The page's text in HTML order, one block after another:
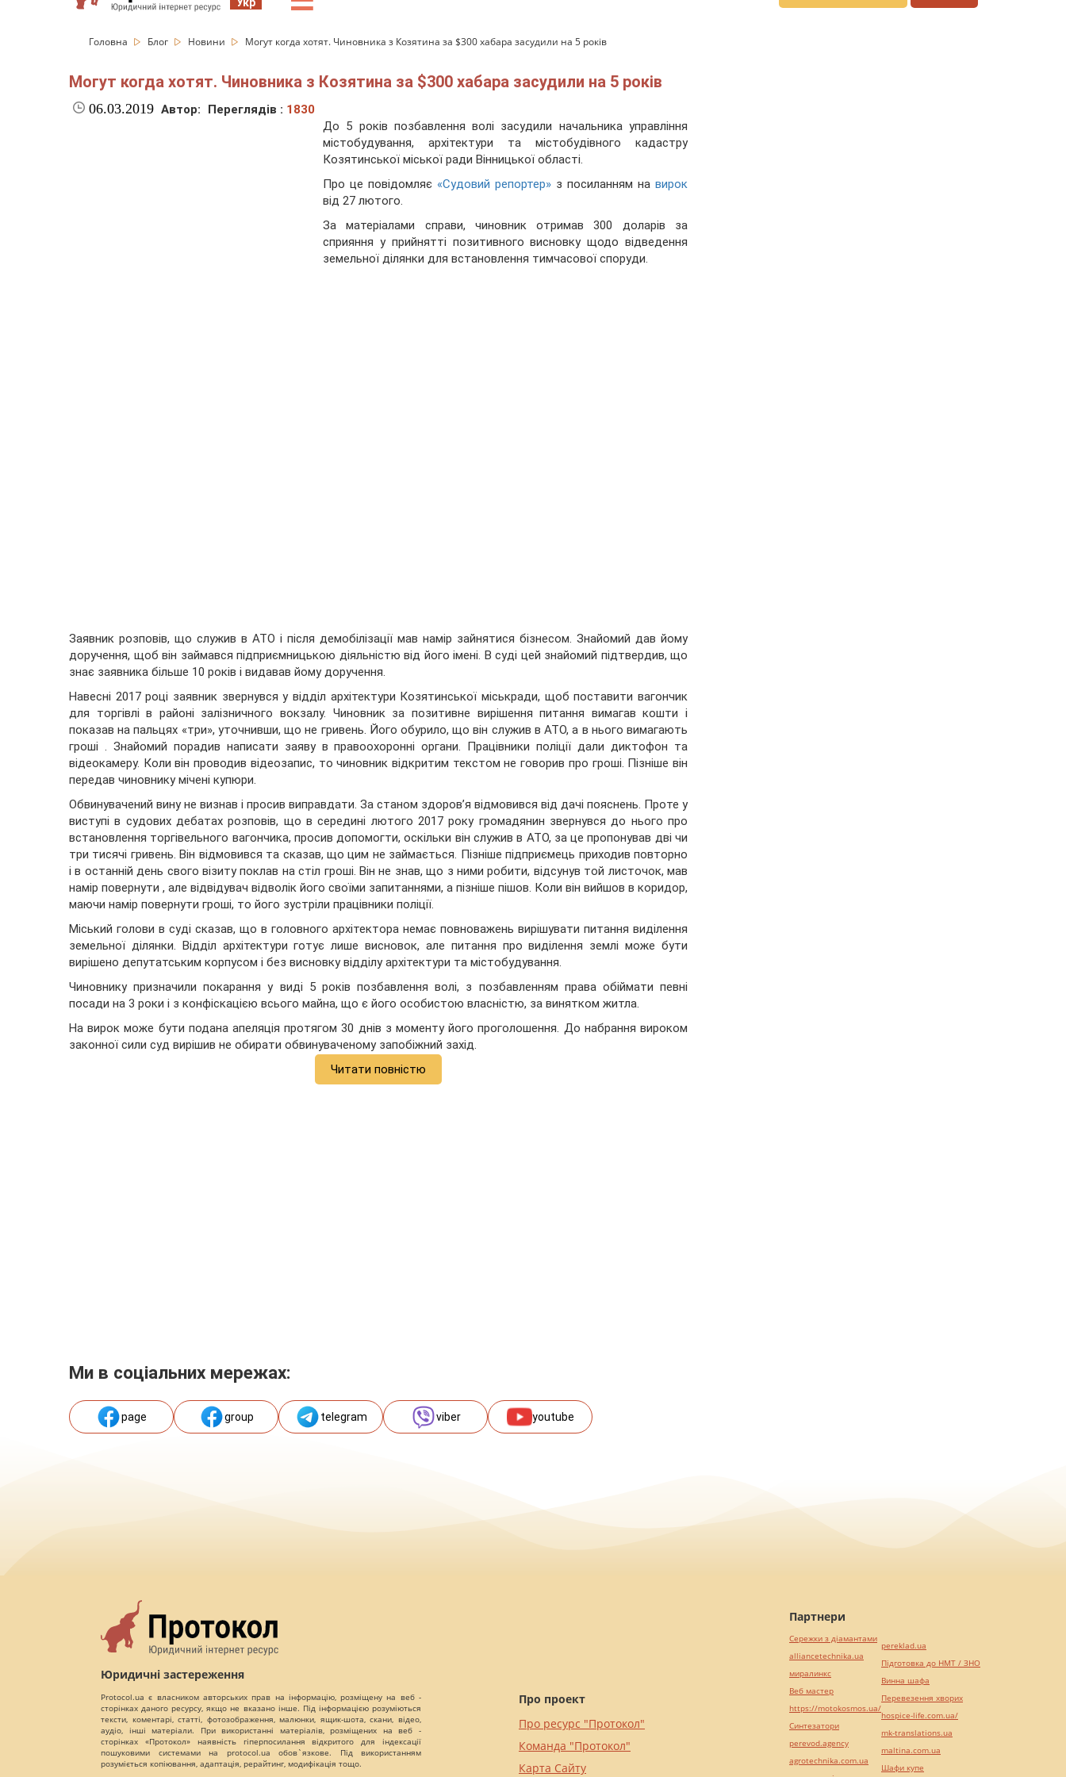
Головна Блог Новини Могут когда хотят. Чиновника з Козятина за $300 хабара засудили на 5 років
Могут когда хотят. Чиновника з Козятина за $300 хабара засудили на 5 років
06.03.2019 Автор: Переглядів : 1830
До 5 років позбавлення волі засудили начальника управління
містобудування, архітектури та містобудівного кадастру
Козятинської міської ради Вінницької області.
Про це повідомляє «Судовий репортер» з посиланням на вирок
від 27 лютого.
За матеріалами справи, чиновник отримав 300 доларів за
сприяння у прийнятті позитивного висновку щодо відведення
земельної ділянки для встановлення тимчасової споруди.
Заявник розповів, що служив в АТО і після демобілізації мав намір зайнятися бізнесом. Знайомий дав йому
доручення, щоб він займався підприємницькою діяльністю від його імені. В суді цей знайомий підтвердив, що
знає заявника більше 10 років і видавав йому доручення.
Навесні 2017 році заявник звернувся у відділ архітектури Козятинської міськради, щоб поставити вагончик
для торгівлі в районі залізничного вокзалу. Чиновник за позитивне вирішення питання вимагав кошти і
показав на пальцях «три», уточнивши, що не гривень. Його обурило, що він служив в АТО, а в нього вимагають
гроші . Знайомий порадив написати заяву в правоохоронні органи. Працівники поліції дали диктофон та
відеокамеру. Коли він проводив відеозапис, то чиновник відкритим текстом не говорив про гроші. Пізніше він
передав чиновнику мічені купюри.
Обвинувачений вину не визнав і просив виправдати. За станом здоров’я відмовився від дачі пояснень. Проте у
виступі в судових дебатах розповів, що в середині лютого 2017 року громадянин звернувся до нього про
встановлення торгівельного вагончика, просив допомогти, оскільки він служив в АТО, за це пропонував дві чи
три тисячі гривень. Він відмовився та сказав, що цим не займається. Пізніше підприємець приходив повторно
і в останній день свого візиту поклав на стіл гроші. Він не знав, що з ними робити, відсунув той листочок, мав
намір повернути , але відвідувач відволік його своїми запитаннями, а пізніше пішов. Коли він вийшов в коридор,
маючи намір повернути гроші, то його зустріли працівники поліції.
Міський голови в суді сказав, що в головного архітектора немає повноважень вирішувати питання виділення
земельної ділянки. Відділ архітектури готує лише висновок, але питання про виділення землі може бути
вирішено депутатським корпусом і без висновку відділу архітектури та містобудування.
Чиновнику призначили покарання у виді 5 років позбавлення волі, з позбавленням права обіймати певні
посади на 3 роки і з конфіскацією всього майна, що є його особистою власністю, за винятком житла.
На вирок може бути подана апеляція протягом 30 днів з моменту його проголошення. До набрання вироком
законної сили суд вирішив не обирати обвинуваченому запобіжний захід.
Читати повністю
Ми в соціальних мережах:
page group telegram viber youtube
Юридичні застереження
Protocol.ua є власником авторських прав на інформацію, розміщену на веб -
сторінках даного ресурсу, якщо не вказано інше. Під інформацією розуміються
тексти, коментарі, статті, фотозображення, малюнки, ящик-шота, скани, відео,
аудіо, інші матеріали. При використанні матеріалів, розміщених на веб -
сторінках «Протокол» наявність гіперпосилання відкритого для індексації
пошуковими системами на protocol.ua обов`язкове. Під використанням
розуміється копіювання, адаптація, рерайтинг, модифікація тощо.
Про проект
Про ресурс "Протокол"
Команда "Протокол"
Карта Сайту
Партнери
Сережки з діамантами
alliancetechnika.ua
миралинкс
Веб мастер
https://motokosmos.ua/
Синтезатори
perevod.agency
agrotechnika.com.ua
pereklad.ua
Підготовка до НМТ / ЗНО
Винна шафа
Перевезення хворих
hospice-life.com.ua/
mk-translations.ua
maltina.com.ua
Шафи купе